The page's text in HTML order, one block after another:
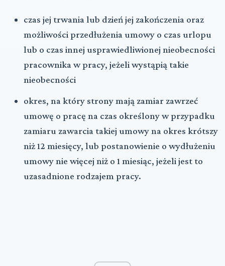
czas jej trwania lub dzień jej zakończenia oraz
możliwości przedłużenia umowy o czas urlopu
lub o czas innej usprawiedliwionej nieobecności
pracownika w pracy, jeżeli wystąpią takie
nieobecności
okres, na który strony mają zamiar zawrzeć
umowę o pracę na czas określony w przypadku
zamiaru zawarcia takiej umowy na okres krótszy
niż 12 miesięcy, lub postanowienie o wydłużeniu
umowy nie więcej niż o 1 miesiąc, jeżeli jest to
uzasadnione rodzajem pracy.